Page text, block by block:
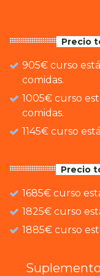
Precio
905€ curso
comidas.
1005€ curso
comidas.
1145€ curso
Precio
1685€ curso
1825€ curso
1885€ curso